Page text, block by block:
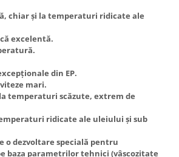
chiar și la temperaturi ridicate ale
excelentă.
din EP.
mari.
temperaturi scăzute, extrem de
ridicate ale uleiului și sub
o dezvoltare specială pentru
baza parametrilor tehnici (vâscozitate